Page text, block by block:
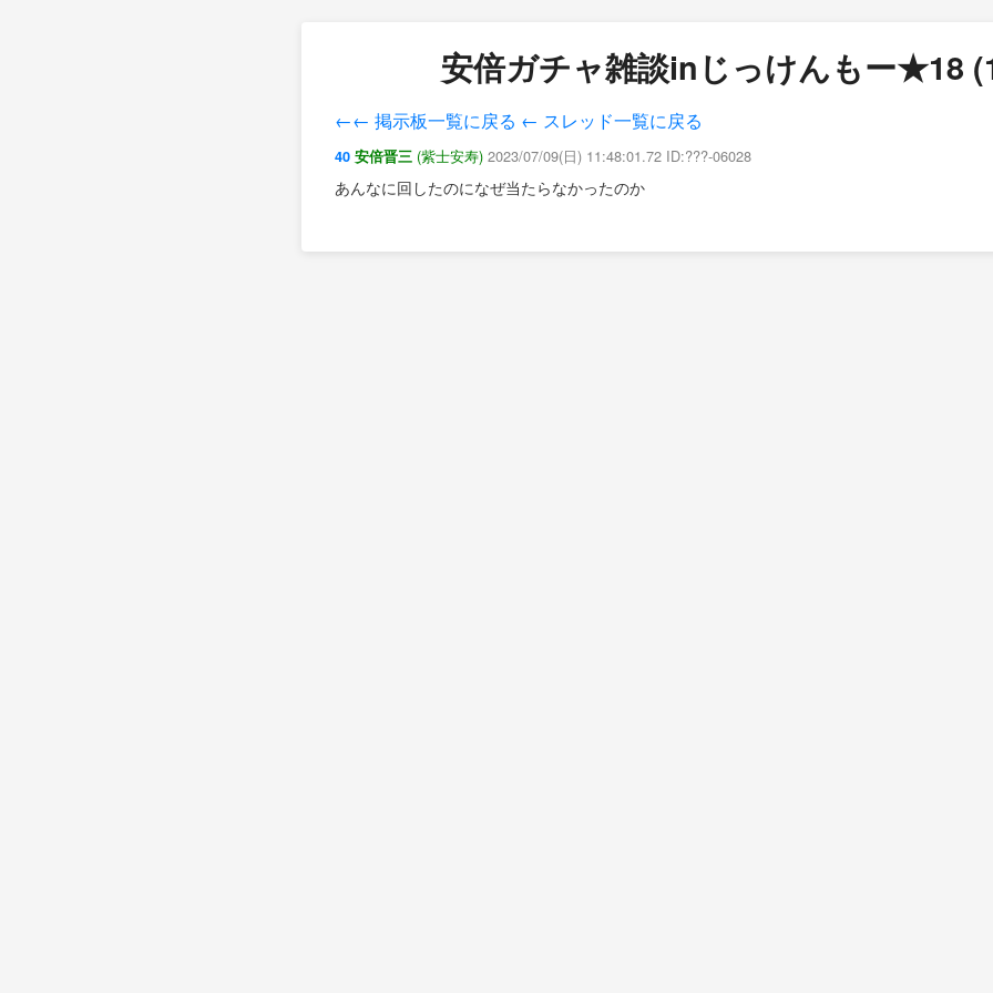
安倍ガチャ雑談inじっけんもー★18
←← 掲示板一覧に戻る ← スレッド一覧に戻る
40 安倍晋三 (紫士安寿) 2023/07/09(日) 11:48:01.72 ID:???-06028
あんなに回したのになぜ当たらなかったのか